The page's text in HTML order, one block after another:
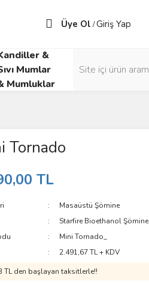
Üye Ol /Giriş Yap
&
Mumlar
Mumluklar
Tornado
TL
Masaüstü Şömine
Starfire Bioethanol Şömine
Mini Tornado_
2.491,67 TL + KDV
TL den başlayan taksitlerle!!